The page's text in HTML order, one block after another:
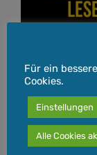
Im
Für ein
Cookies.
Einstellungen
Alle Cookies